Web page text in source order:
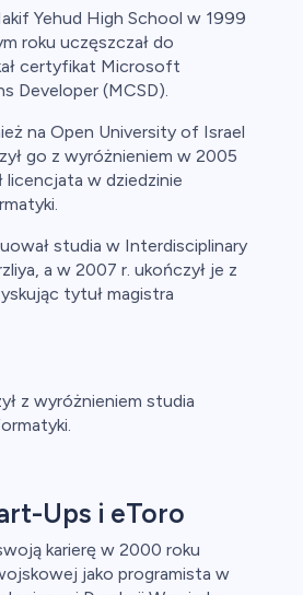
Yehud High School w 1999
roku uczęszczał do
certyfikat Microsoft
Developer (MCSD).
na Open University of Israel
go z wyróżnieniem w 2005
licencjata w dziedzinie
studia w Interdisciplinary
a w 2007 r. ukończył je z
tytuł magistra
z wyróżnieniem studia
Ups i eToro
karierę w 2000 roku
jako programista w